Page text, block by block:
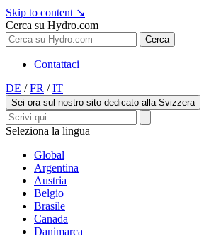
Skip to content ↘
Cerca su Hydro.com
Cerca
Contattaci
DE / FR / IT
Sei ora sul nostro sito dedicato alla Svizzera
Seleziona la lingua
Global
Argentina
Austria
Belgio
Brasile
Canada
Danimarca